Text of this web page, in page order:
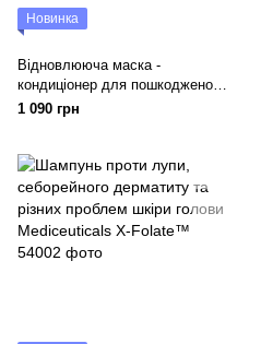
Новинка
Відновлююча маска -
кондиціонер для пошкодженого
волосся Dr.FORHAIR Folligen
1 090 грн